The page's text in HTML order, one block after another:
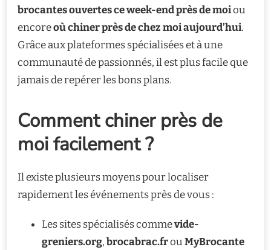
brocantes ouvertes ce week-end près de moiou
encoreoù chiner près de chez moi aujourd’hui.
Grâce aux plateformes spécialisées et à une
communauté de passionnés, il est plus facile que
jamais de repérer les bons plans.
Comment chiner près de
moi facilement ?
Il existe plusieurs moyens pour localiser
rapidement les événements près de vous :
Les sites spécialisés commevide-
greniers.org,brocabrac.frouMyBrocante